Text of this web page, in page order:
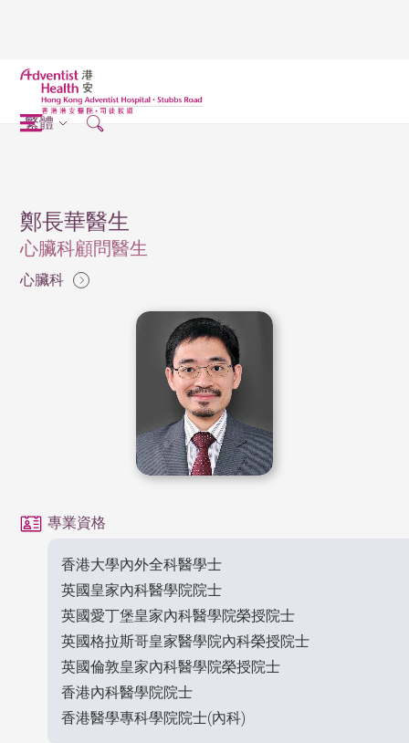
繁體
鄭長華醫生
心臟科顧問醫生
心臟科
專業資格
香港大學內外全科醫學士
英國皇家內科醫學院院士
英國愛丁堡皇家內科醫學院榮授院士
英國格拉斯哥皇家醫學院內科榮授院士
英國倫敦皇家內科醫學院榮授院士
香港內科醫學院院士
香港醫學專科學院院士(內科)